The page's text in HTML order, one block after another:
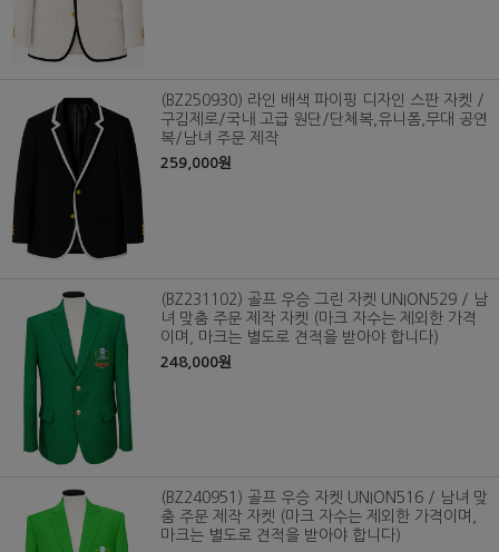
(BZ250930) 라인 배색 파이핑 디자인 스판 자켓 /
구김제로/국내 고급 원단/단체복,유니폼,무대 공연
복/남녀 주문 제작
259,000원
(BZ231102) 골프 우승 그린 자켓 UNION529 / 남
녀 맞춤 주문 제작 자켓 (마크 자수는 제외한 가격
이며, 마크는 별도로 견적을 받아야 합니다)
248,000원
(BZ240951) 골프 우승 자켓 UNION516 / 남녀 맞
춤 주문 제작 자켓 (마크 자수는 제외한 가격이며,
마크는 별도로 견적을 받아야 합니다)